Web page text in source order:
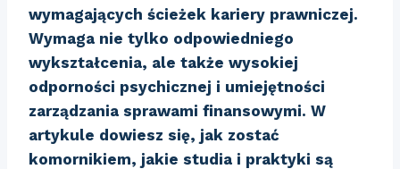
wymagających ścieżek kariery prawniczej.
Wymaga nie tylko odpowiedniego
wykształcenia, ale także wysokiej
odporności psychicznej i umiejętności
zarządzania sprawami finansowymi. W
artykule dowiesz się, jak zostać
komornikiem, jakie studia i praktyki są